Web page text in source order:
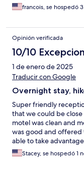
francois, se hospedó
Opinión verificada
10/10
1 de enero de 2025
Traducir con Google
Overnight stay,
Super friendly
that we could be close
motel was clean and
was good and offered
able to take
tubing looked like it
Stacey, se hospedó 1